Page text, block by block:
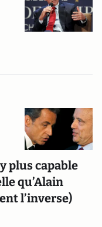
plus capable
qu’Alain
l’inverse)